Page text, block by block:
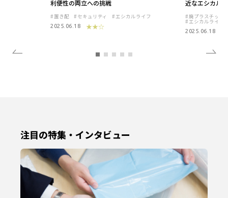
利便性の両立への挑戦
置き配 セキュリティ エシカルライフ
2025.06.18 ★★☆
近なエシカル
廃プラスチック
エシカルライフ
2025.06.18
注目の特集・インタビュー